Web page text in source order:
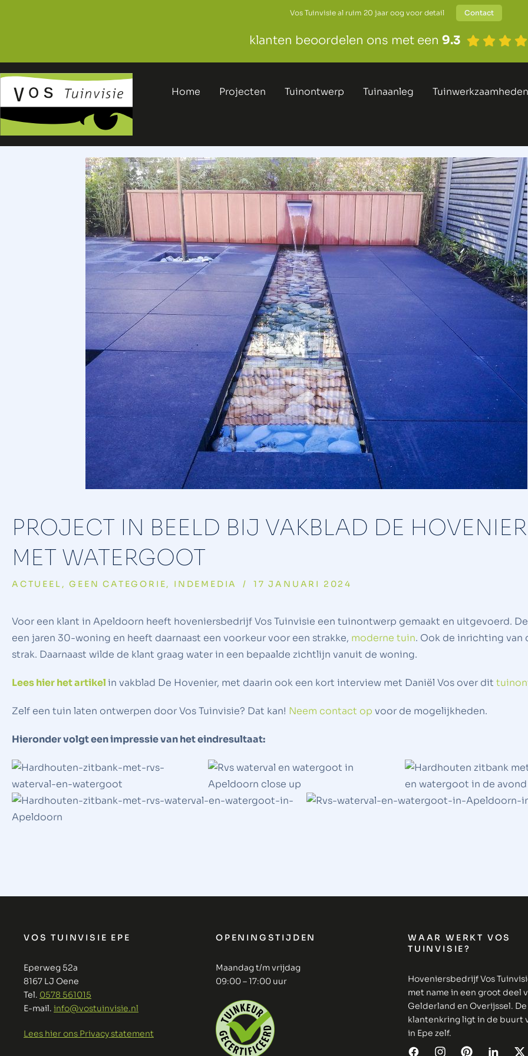
Vos Tuinvisie al ruim 20 jaar oog voor detail Contact
klanten beoordelen ons met een 9.3
Home Projecten Tuinontwerp Tuinaanleg Tuinwerkzaamheden
PROJECT IN BEELD BIJ VAKBLAD DE
MET WATERGOOT
ACTUEEL ,GEEN CATEGORIE, INDEMEDIA / 17 JANUARI 2024
Voor een klant in Apeldoorn heeft hoveniersbedrijf Vos Tuinvisie een tuinontwerp gemaakt en uitgevoerd.
een jaren 30-woning en heeft daarnaast een voorkeur voor een strakke, moderne tuin. Ook de inrichting van
strak. Daarnaast wilde de klant graag water in een bepaalde zichtlijn vanuit de woning.
Lees hier het artikelin vakblad De Hovenier, met daarin ook een kort interview met Daniël Vos over dit
Zelf een tuin laten ontwerpen door Vos Tuinvisie? Dat kan! Neem contact op voor de mogelijkheden.
Hieronder volgt een impressie van het eindresultaat:
VOS TUINVISIE EPE
Eperweg 52a
8167 LJ Oene
Tel. 0578 561015
E-mail. info@vostuinvisie.nl
Lees hier ons Privacy statement
OPENINGSTIJDEN
Maandag t/m vrijdag
09:00 – 17:00 uur
WAAR WERKT VOS
TUINVISIE?
Hoveniersbedrijf Vos
met name in een groot deel
Gelderland en Overijssel.
klantenkring ligt in de buurt
in Epe zelf.